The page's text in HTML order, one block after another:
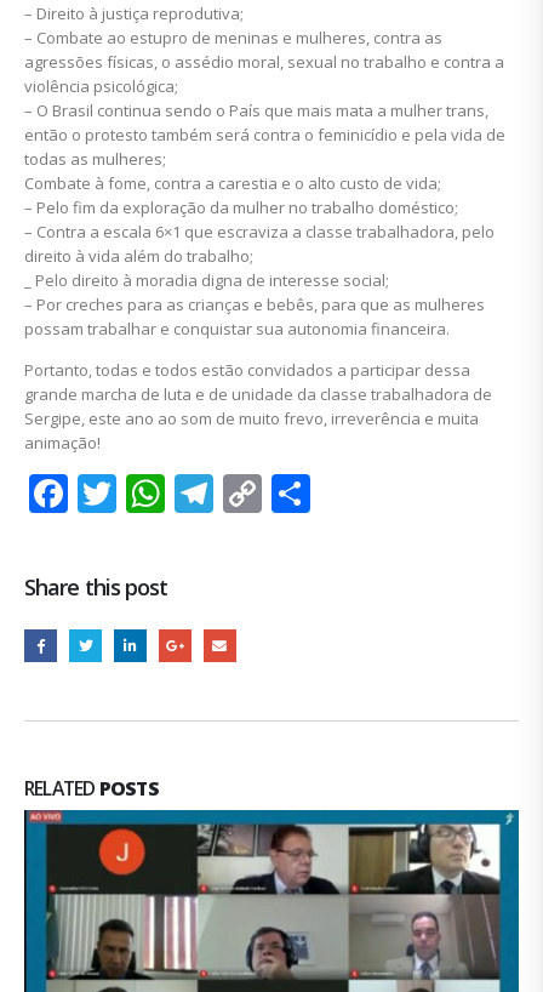
– Direito à justiça reprodutiva;
– Combate ao estupro de meninas e mulheres, contra as
agressões físicas, o assédio moral, sexual no trabalho e contra a
violência psicológica;
– O Brasil continua sendo o País que mais mata a mulher trans,
então o protesto também será contra o feminicídio e pela vida de
todas as mulheres;
Combate à fome, contra a carestia e o alto custo de vida;
– Pelo fim da exploração da mulher no trabalho doméstico;
– Contra a escala 6×1 que escraviza a classe trabalhadora, pelo
direito à vida além do trabalho;
_ Pelo direito à moradia digna de interesse social;
– Por creches para as crianças e bebês, para que as mulheres
possam trabalhar e conquistar sua autonomia financeira.
Portanto, todas e todos estão convidados a participar dessa
grande marcha de luta e de unidade da classe trabalhadora de
Sergipe, este ano ao som de muito frevo, irreverência e muita
animação!
Facebook
Twitter
WhatsApp
Telegram
Copy
Share this post
RELATED POSTS